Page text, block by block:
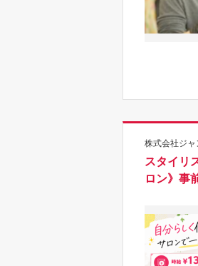
株式会社ジ
スタイリ
ロン》事